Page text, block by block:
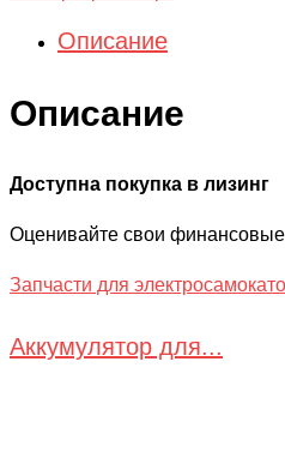
Описание
Описание
Доступна покупка в лизинг
Оценивайте свои
Запчасти для
Аккумулятор для...